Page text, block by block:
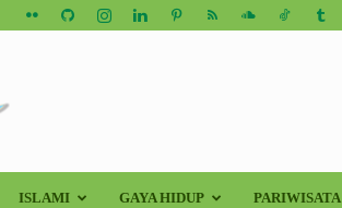
ISLAMI GAYA HIDUP PARIWISATA